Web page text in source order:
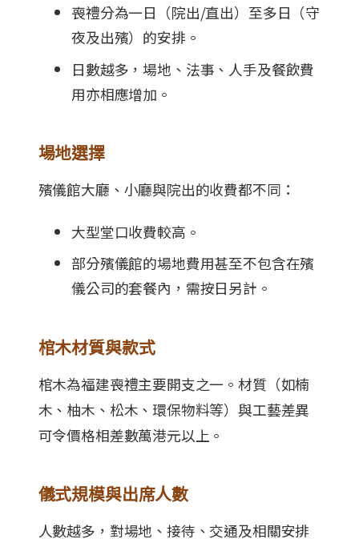
喪禮分為一日（院出/直出）至多日（守
夜及出殯）的安排。
日數越多，場地、法事、人手及餐飲費
用亦相應增加。
場地選擇
殯儀館大廳、小廳與院出的收費都不同：
大型堂口收費較高。
部分殯儀館的場地費用甚至不包含在殯
儀公司的套餐內，需按日另計。
棺木材質與款式
棺木為福建喪禮主要開支之一。材質（如楠
木、柚木、松木、環保物料等）與工藝差異
可令價格相差數萬港元以上。
儀式規模與出席人數
人數越多，對場地、接待、交通及相關安排